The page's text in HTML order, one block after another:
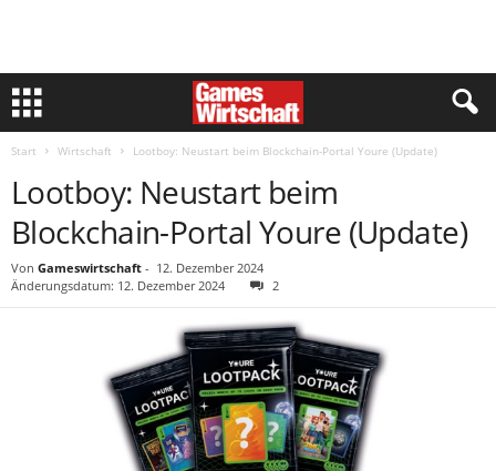
Start Wirtschaft Lootboy: Neustart beim Blockchain-Portal Youre (Update)
Lootboy: Neustart beim
Blockchain-Portal Youre (Update)
Von Gameswirtschaft - 12. Dezember 2024
Änderungsdatum: 12. Dezember 2024
2